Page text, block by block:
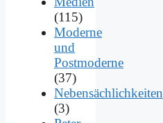
(115)
Moderne
und
Postmoderne
(37)
Nebensächlichkeiten
(3)